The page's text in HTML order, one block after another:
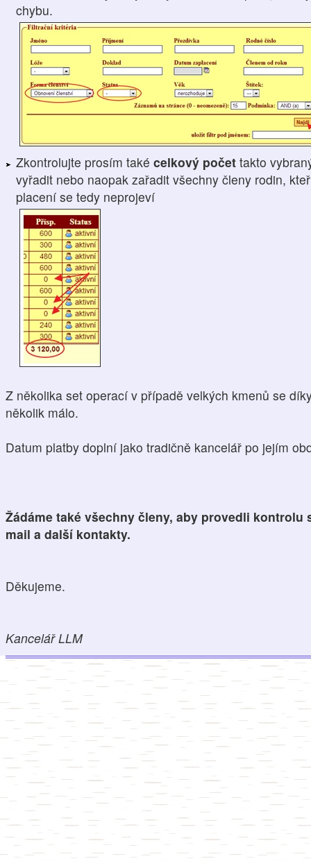
chybu.
Zkontrolujte prosím také celkový počet takto
vyřadit nebo naopak zařadit všechny členy rodin,
placení se tedy neprojeví
Z několika set operací v případě velkých kmenů se
několik málo.
Datum platby doplní jako tradičně kancelář po jejím
Žádáme také všechny členy, aby provedli kontrolu
mail a další kontakty.
Děkujeme.
Kancelář LLM